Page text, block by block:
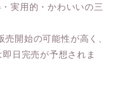
実用的・かわいいの三
開始の可能性が高く、
日完売が予想されま